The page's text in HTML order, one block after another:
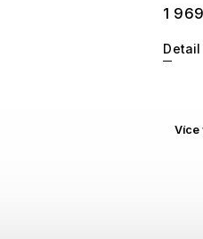
1
Detail
Více